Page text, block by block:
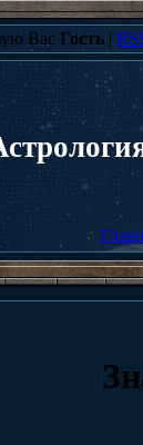
Вас Гость|